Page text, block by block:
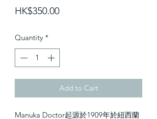
HK$350.00Price
Quantity *
Add to Cart
Manuka Doctor起源於1909年於紐西蘭